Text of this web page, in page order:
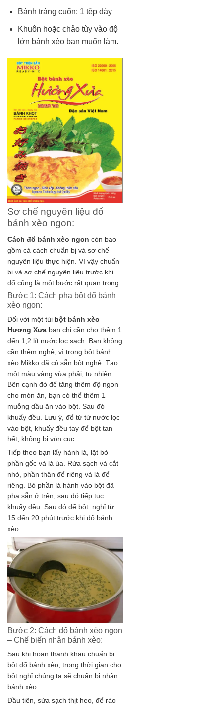
Bánh tráng cuốn: 1 tệp dày
Khuôn hoặc chảo tùy vào độ
lớn bánh xèo bạn muốn làm.
Sơ chế nguyên liệu đổ
bánh xèo ngon:
Cách đổ bánh xèo ngon còn bao
gồm cả cách chuẩn bị và sơ chế
nguyên liệu thực hiện. Vì vậy chuẩn
bị và sơ chế nguyên liệu trước khi
đổ cũng là một bước rất quan trọng.
Bước 1: Cách pha bột đổ bánh
xèo ngon:
Đối với một túi bột bánh xèo
Hương Xưa bạn chỉ cần cho thêm 1
đến 1,2 lít nước lọc sạch. Bạn không
cần thêm nghệ, vì trong bột bánh
xèo Mikko đã có sẵn bột nghệ. Tạo
một màu vàng vừa phải, tự nhiên.
Bên cạnh đó để tăng thêm độ ngon
cho món ăn, bạn có thể thêm 1
muỗng dầu ăn vào bột. Sau đó
khuấy đều. Lưu ý, đổ từ từ nước lọc
vào bột, khuấy đều tay để bột tan
hết, không bị vón cục.
Tiếp theo bạn lấy hành lá, lặt bỏ
phần gốc và lá úa. Rửa sạch và cắt
nhỏ, phần thân để riêng và lá để
riêng. Bỏ phần lá hành vào bột đã
pha sẵn ở trên, sau đó tiếp tục
khuấy đều. Sau đó để bột nghỉ từ
15 đến 20 phút trước khi đổ bánh
xèo.
Bước 2: Cách đổ bánh xèo ngon
– Chế biến nhân bánh xèo:
Sau khi hoàn thành khâu chuẩn bị
bột đổ bánh xèo, trong thời gian cho
bột nghỉ chúng ta sẽ chuẩn bị nhân
bánh xèo.
Đầu tiên, sửa sạch thịt heo, để ráo